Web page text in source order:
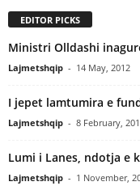
EDITOR PICKS
Ministri Olldashi
Lajmetshqip - 14 May, 2012
I jepet lamtumira e
Lajmetshqip - 8 February,
Lumi i Lanes, ndotja e
Lajmetshqip - 1 November,